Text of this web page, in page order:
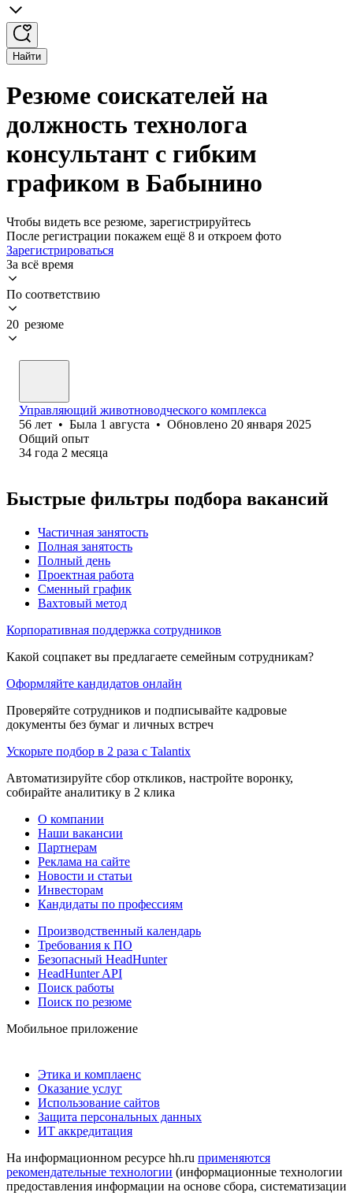
Найти
Резюме соискателей на
должность технолога
консультант с гибким
графиком в Бабынино
Чтобы видеть все резюме, зарегистрируйтесь
После регистрации покажем ещё 8 и откроем фото
Зарегистрироваться
За всё время
По соответствию
20 резюме
Управляющий животноводческого комплекса
56 лет • Была 1 августа • Обновлено 20 января 2025
Общий опыт
34 года 2 месяца
Быстрые фильтры подбора вакансий
Частичная занятость
Полная занятость
Полный день
Проектная работа
Сменный график
Вахтовый метод
Корпоративная поддержка сотрудников
Какой соцпакет вы предлагаете семейным сотрудникам?
Оформляйте кандидатов онлайн
Проверяйте сотрудников и подписывайте кадровые
документы без бумаг и личных встреч
Ускорьте подбор в 2 раза с Talantix
Автоматизируйте сбор откликов, настройте воронку,
собирайте аналитику в 2 клика
О компании
Наши вакансии
Партнерам
Реклама на сайте
Новости и статьи
Инвесторам
Кандидаты по профессиям
Производственный календарь
Требования к ПО
Безопасный HeadHunter
HeadHunter API
Поиск работы
Поиск по резюме
Мобильное приложение
Этика и комплаенс
Оказание услуг
Использование сайтов
Защита персональных данных
ИТ аккредитация
На информационном ресурсе hh.ru применяются
рекомендательные технологии (информационные технологии
предоставления информации на основе сбора, систематизации